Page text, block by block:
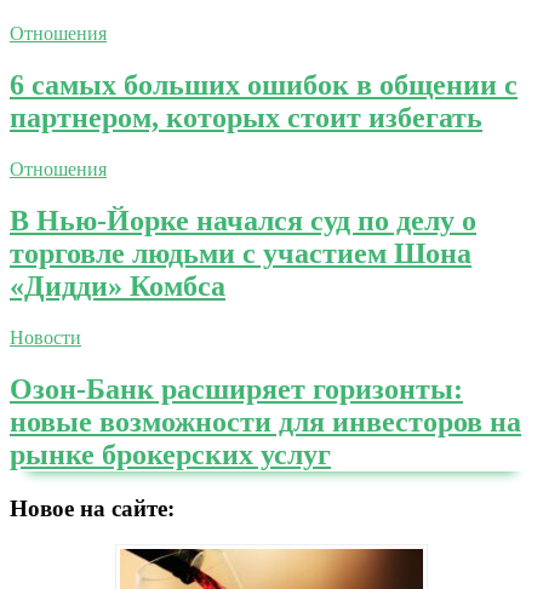
Отношения
6 самых больших ошибок в общении с
партнером, которых стоит избегать
Отношения
В Нью-Йорке начался суд по делу о
торговле людьми с участием Шона
«Дидди» Комбса
Новости
Озон-Банк расширяет горизонты:
новые возможности для инвесторов на
рынке брокерских услуг
Новое на сайте: